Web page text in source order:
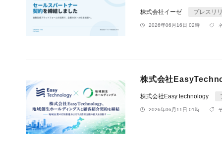
株式会社イーゼ プレスリ
2026年06月16日 02時
株式会社
株式会社Easy technology
2026年06月11日 01時